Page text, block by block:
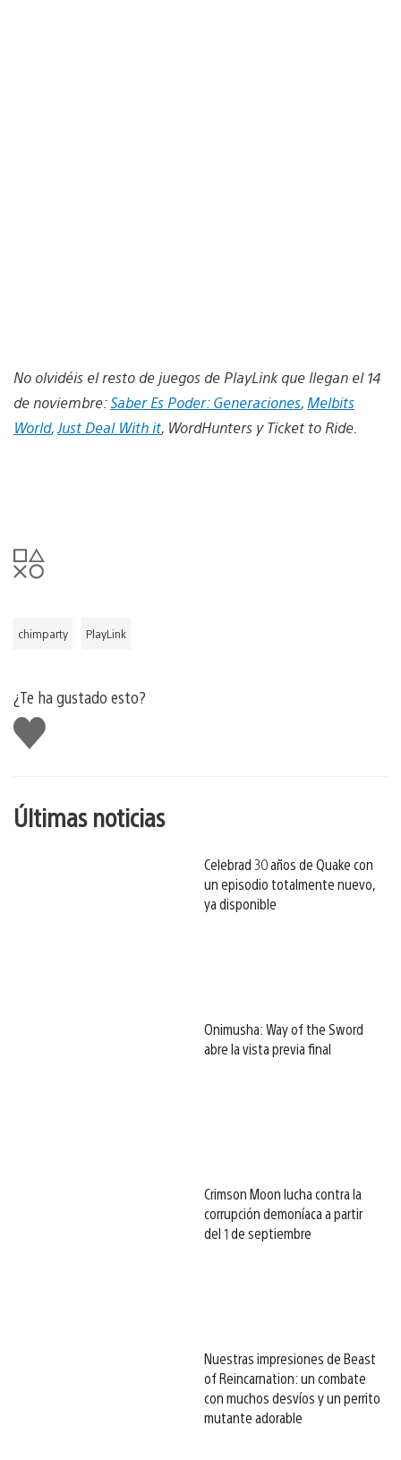
No olvidéis el resto de juegos de PlayLink que llegan el 14
de noviembre:Saber Es Poder: Generaciones, Melbits
World,Just Deal With it, WordHunters y Ticket to Ride.
chimparty PlayLink
¿Te ha gustado esto?
Me
gusta
Últimas noticias
Celebrad 30 años de Quake con
un episodio totalmente nuevo,
ya disponible
Onimusha: Way of the Sword
abre la vista previa final
Crimson Moon lucha contra la
corrupción demoníaca a partir
del 1 de septiembre
Nuestras impresiones de Beast
of Reincarnation: un combate
con muchos desvíos y un perrito
mutante adorable